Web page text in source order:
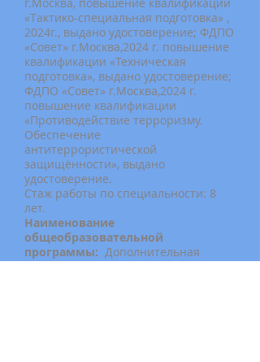
«Тактико-специальная подготовка» ,
2024г., выдано удостоверение; ФДПО
«Совет» г.Москва,2024 г. повышение
квалификации «Техническая
подготовка», выдано удостоверение;
ФДПО «Совет» г.Москва,2024 г.
повышение квалификации
«Противодействие терроризму.
Обеспечение
антитеррористической
защищённости», выдано
удостоверение.
Стаж работы по специальности: 8
лет.
Наименование
общеобразовательной
программы: Дополнительная
профессиональная программа